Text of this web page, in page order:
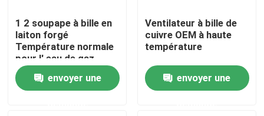
Maison
Produits
1 2 soupape à bille en
laiton forgé
Température normale
pour l' eau de gaz
pétrolier
envoyer une
Ventilateur à bille de
cuivre OEM à haute
température
envoyer une